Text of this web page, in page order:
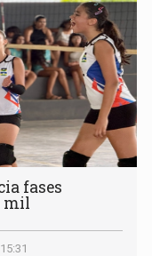
fases
mil